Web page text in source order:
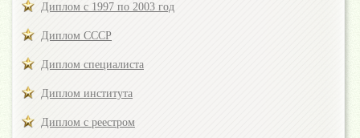
Диплом с 1997 по 2003 год
Диплом СССР
Диплом специалиста
Диплом института
Диплом с реестром